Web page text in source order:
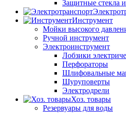
Защитные стекла
Инструмент
Мойки высокого
Ручной инструмент
Электроинструмент
Лобзики
Перфораторы
Шлифовальные
Шуруповерты
Электродрели
Хоз. товары
Резервуары для воды